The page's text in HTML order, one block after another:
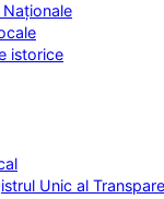
Naționale
istorice
Unic al